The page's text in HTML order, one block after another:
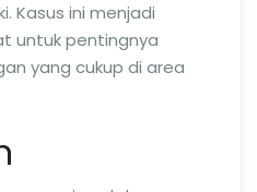
Kasus ini menjadi
untuk pentingnya
yang cukup di area